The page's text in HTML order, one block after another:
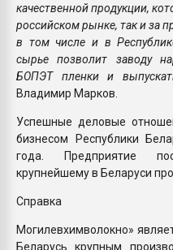
качественной продукции,
российском рынке, так и за
в том числе и в
сырье позволит заводу
БОПЭТ пленки и
Владимир Марков.
Успешные деловые
бизнесом Республики
года. Предприятие
крупнейшему в Беларуси
Справка
Могилевхимволокно»
Беларусь крупным